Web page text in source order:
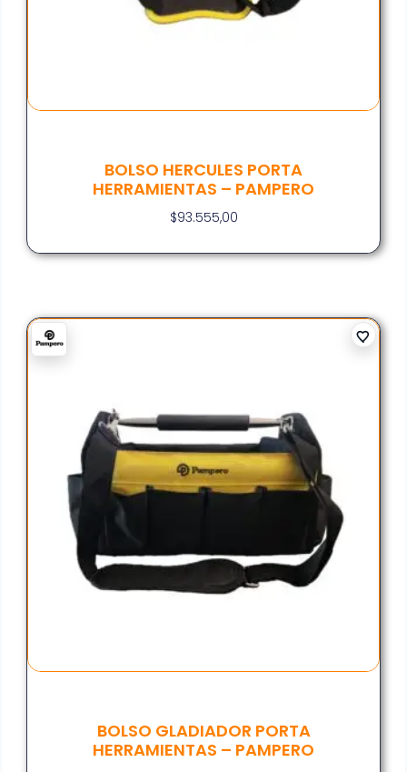
BOLSO HERCULES PORTA
HERRAMIENTAS – PAMPERO
$93.555,00
BOLSO GLADIADOR PORTA
HERRAMIENTAS – PAMPERO